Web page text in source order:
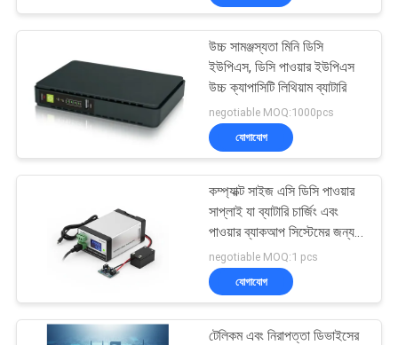
কারখানা
পরিদর্শন
গুণমান
যোগাযোগ
খবর
খাঁটি সাইন ওয়েভ লাইন
ইন্টারেক্টিভ ইউপিএস
48
পিডাব্লুএম ইউপিএস
উচ্চ সামঞ্জস্যতা মিনি ডিসি
ইউপিএস, ডিসি পাওয়ার ইউপিএস
উচ্চ ক্যাপাসিটি লিথিয়াম ব্যাটারি
negotiable MOQ:1000pcs
যোগাযোগ
কম্প্যাক্ট সাইজ এসি ডিসি পাওয়ার
সাপ্লাই যা ব্যাটারি চার্জিং এবং
পাওয়ার ব্যাকআপ সিস্টেমের জন্য
পারফেক্ট কনস্ট্যান্ট কারেন্ট আউটপুট
প্রদান করে
negotiable MOQ:1 pcs
যোগাযোগ
টেলিকম এবং নিরাপত্তা ডিভাইসের